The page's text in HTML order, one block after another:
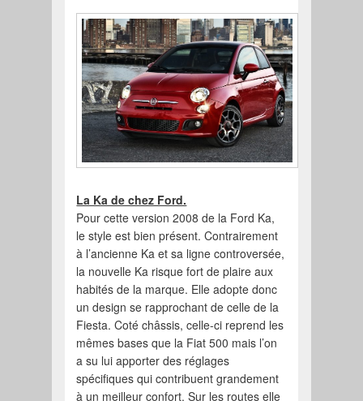
La Ka de chez Ford.
Pour cette version 2008 de la Ford Ka,
le style est bien présent. Contrairement
à l’ancienne Ka et sa ligne controversée,
la nouvelle Ka risque fort de plaire aux
habités de la marque. Elle adopte donc
un design se rapprochant de celle de la
Fiesta. Coté châssis, celle-ci reprend les
mêmes bases que la Fiat 500 mais l’on
a su lui apporter des réglages
spécifiques qui contribuent grandement
à un meilleur confort. Sur les routes elle